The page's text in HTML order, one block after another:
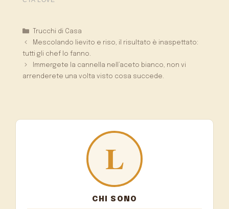
Categorie
Trucchi di Casa
Mescolando lievito e riso, il risultato è inaspettato:
tutti gli chef lo fanno.
Immergete la cannella nell’aceto bianco, non vi
arrenderete una volta visto cosa succede.
CHI SONO